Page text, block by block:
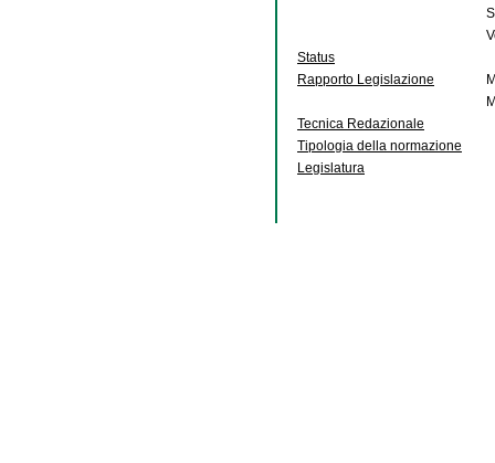
Status
Rapporto Legislazione
Tecnica Redazionale
Tipologia della normazione
Legislatura